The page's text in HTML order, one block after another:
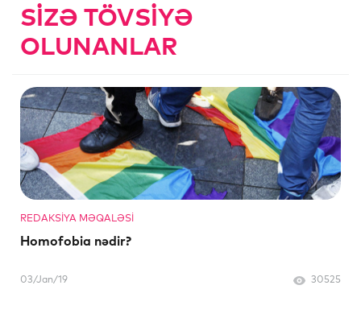
SIZƏ TÖVSIYƏ
OLUNANLAR
REDAKSIYA MƏQALƏSI
Homofobia nədir?
03/Jan/19 30525